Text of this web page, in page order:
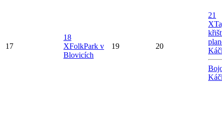
17
18
XFolkPark v
Blovicích
19 20
21
X